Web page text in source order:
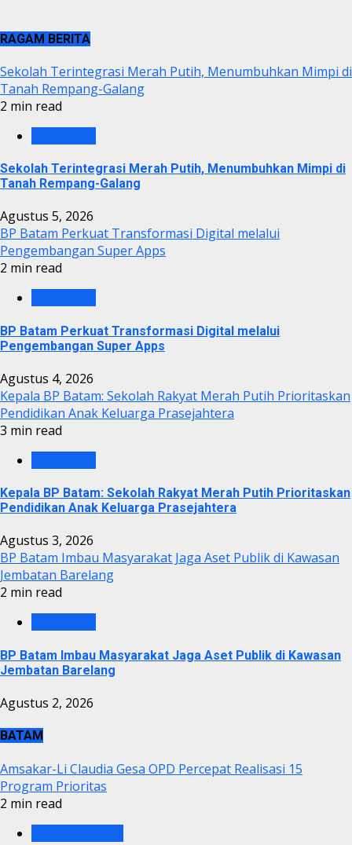
RAGAM BERITA
Sekolah Terintegrasi Merah Putih, Menumbuhkan Mimpi di
Tanah Rempang-Galang
2 min read
Sekolah Terintegrasi Merah Putih, Menumbuhkan Mimpi di
Tanah Rempang-Galang
Agustus 5, 2026
BP Batam Perkuat Transformasi Digital melalui
Pengembangan Super Apps
2 min read
BP Batam Perkuat Transformasi Digital melalui
Pengembangan Super Apps
Agustus 4, 2026
Kepala BP Batam: Sekolah Rakyat Merah Putih Prioritaskan
Pendidikan Anak Keluarga Prasejahtera
3 min read
Kepala BP Batam: Sekolah Rakyat Merah Putih Prioritaskan
Pendidikan Anak Keluarga Prasejahtera
Agustus 3, 2026
BP Batam Imbau Masyarakat Jaga Aset Publik di Kawasan
Jembatan Barelang
2 min read
BP Batam Imbau Masyarakat Jaga Aset Publik di Kawasan
Jembatan Barelang
Agustus 2, 2026
BATAM
Amsakar-Li Claudia Gesa OPD Percepat Realisasi 15
Program Prioritas
2 min read